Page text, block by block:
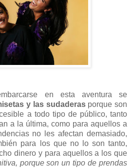
en esta aventura se
y las sudaderas porque son
a todo tipo de público, tanto
a la última, como para aquellos a
no les afectan demasiado,
para los que no lo son tanto,
dinero y para aquellos a los que
porque son un tipo de prendas